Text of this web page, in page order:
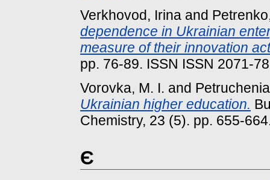
Verkhovod, Irina and
dependence in Ukrainian
measure of their innovation
pp. 76-89. ISSN ISSN 2071-
Vorovka, M. I. and
Ukrainian higher education.
Chemistry, 23 (5). pp. 655-
Є